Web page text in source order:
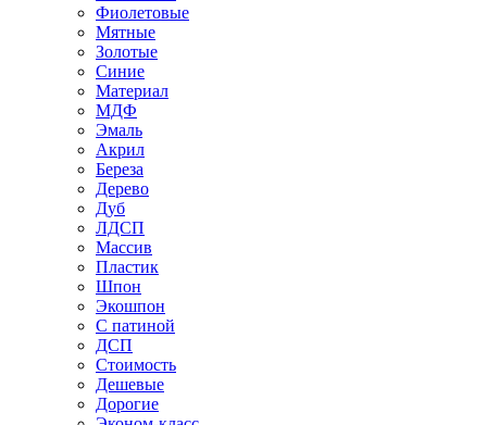
Фиолетовые
Мятные
Золотые
Синие
Материал
МДФ
Эмаль
Акрил
Береза
Дерево
Дуб
ЛДСП
Массив
Пластик
Шпон
Экошпон
С патиной
ДСП
Стоимость
Дешевые
Дорогие